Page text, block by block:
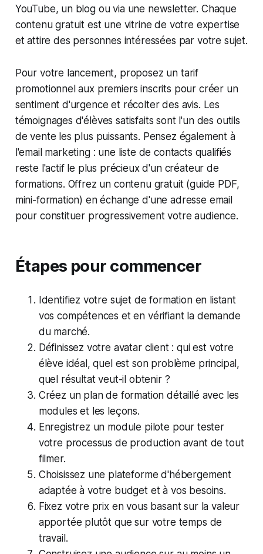
YouTube, un blog ou via une newsletter. Chaque
contenu gratuit est une vitrine de votre expertise
et attire des personnes intéressées par votre sujet.
Pour votre lancement, proposez un tarif
promotionnel aux premiers inscrits pour créer un
sentiment d'urgence et récolter des avis. Les
témoignages d'élèves satisfaits sont l'un des outils
de vente les plus puissants. Pensez également à
l'email marketing : une liste de contacts qualifiés
reste l'actif le plus précieux d'un créateur de
formations. Offrez un contenu gratuit (guide PDF,
mini-formation) en échange d'une adresse email
pour constituer progressivement votre audience.
Étapes pour commencer
Identifiez votre sujet de formation en listant
vos compétences et en vérifiant la demande
du marché.
Définissez votre avatar client : qui est votre
élève idéal, quel est son problème principal,
quel résultat veut-il obtenir ?
Créez un plan de formation détaillé avec les
modules et les leçons.
Enregistrez un module pilote pour tester
votre processus de production avant de tout
filmer.
Choisissez une plateforme d'hébergement
adaptée à votre budget et à vos besoins.
Fixez votre prix en vous basant sur la valeur
apportée plutôt que sur votre temps de
travail.